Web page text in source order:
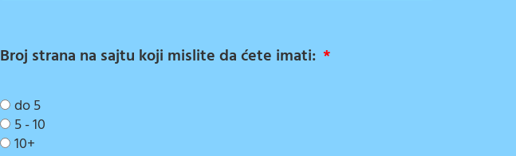
Broj strana na sajtu koji mislite da ćete imati:
do 5
5 - 10
10+